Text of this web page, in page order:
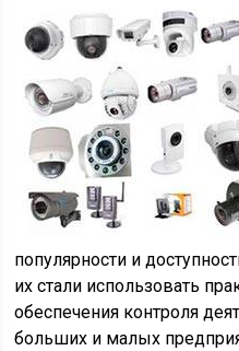
популярности и
их стали использовать
обеспечения контроля
больших и малых